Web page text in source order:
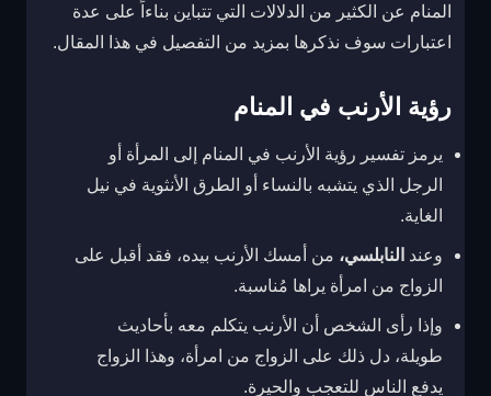
المنام عن الكثير من الدلالات التي تتباين بناءاً على عدة
اعتبارات سوف نذكرها بمزيد من التفصيل في هذا المقال.
رؤية الأرنب في المنام
يرمز تفسير رؤية الأرنب في المنام إلى المرأة أو
الرجل الذي يتشبه بالنساء أو الطرق الأنثوية في نيل
الغاية.
وعند النابلسي، من أمسك الأرنب بيده، فقد أقبل على
الزواج من امرأة يراها مُناسبة.
وإذا رأى الشخص أن الأرنب يتكلم معه بأحاديث
طويلة، دل ذلك على الزواج من امرأة، وهذا الزواج
يدفع الناس للتعجب والحيرة.